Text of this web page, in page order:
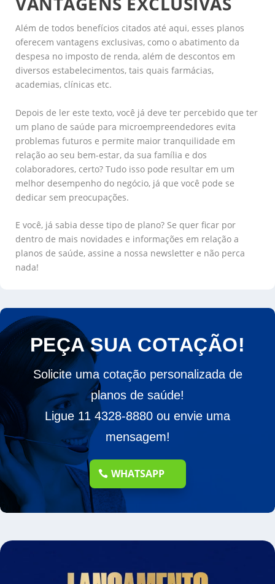
Além de todos benefícios citados até aqui, esses planos
oferecem vantagens exclusivas, como o abatimento da
despesa no imposto de renda, além de descontos em
diversos estabelecimentos, tais quais farmácias,
academias, clínicas etc.
Depois de ler este texto, você já deve ter percebido que ter
um plano de saúde para microempreendedores evita
problemas futuros e permite maior tranquilidade em
relação ao seu bem-estar, da sua família e dos
colaboradores, certo? Tudo isso pode resultar em um
melhor desempenho do negócio, já que você pode se
dedicar sem preocupações.
E você, já sabia desse tipo de plano? Se quer ficar por
dentro de mais novidades e informações em relação a
planos de saúde, assine a nossa newsletter e não perca
nada!
PEÇA SUA COTAÇÃO!
Solicite uma cotação personalizada de
planos de saúde!
Ligue 11 4328-8880 ou envie uma
mensagem!
WHATSAPP